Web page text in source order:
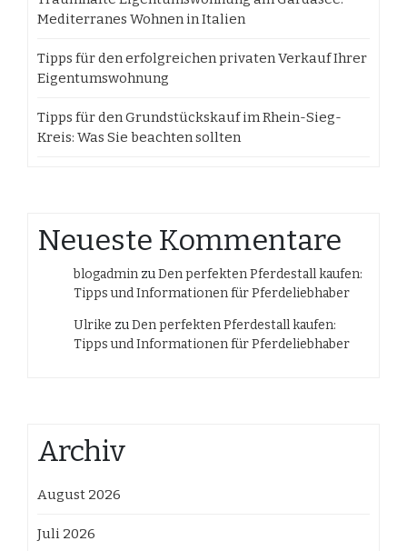
Mediterranes Wohnen in Italien
Tipps für den erfolgreichen privaten Verkauf Ihrer
Eigentumswohnung
Tipps für den Grundstückskauf im Rhein-Sieg-
Kreis: Was Sie beachten sollten
Neueste Kommentare
blogadmin zuDen perfekten Pferdestall kaufen:
Tipps und Informationen für Pferdeliebhaber
Ulrike zuDen perfekten Pferdestall kaufen:
Tipps und Informationen für Pferdeliebhaber
Archiv
August 2026
Juli 2026